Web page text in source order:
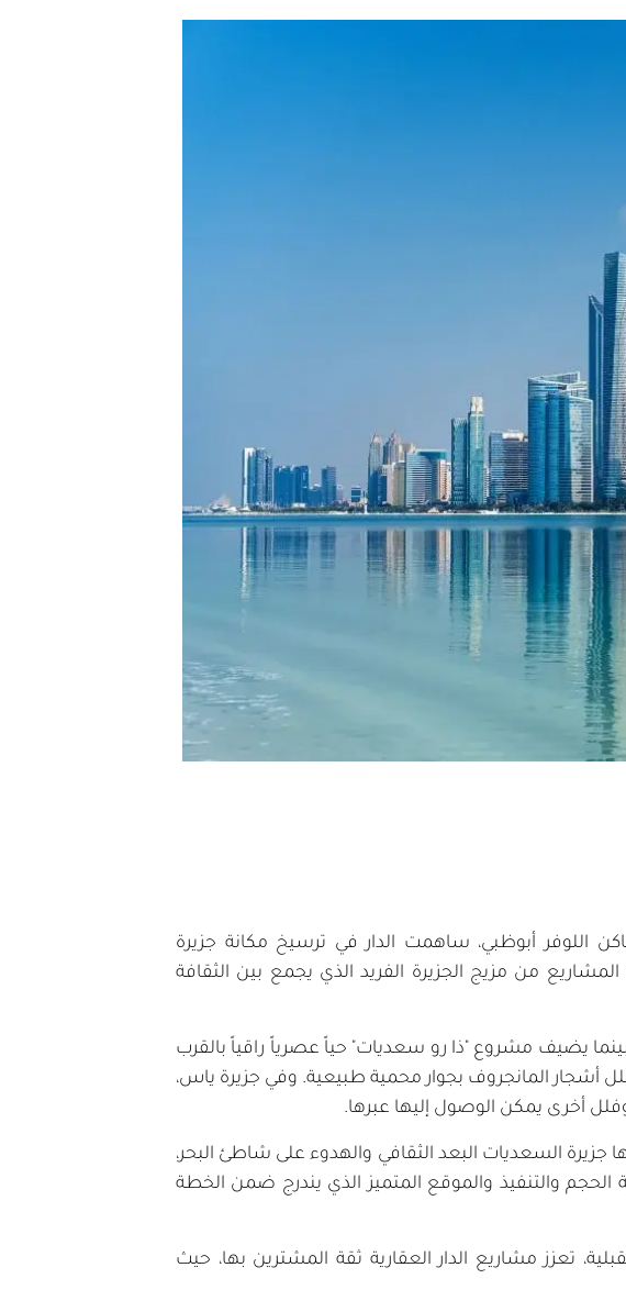
اللوفر أبوظبي، ساهمت الدار في ترسيخ مكانة جزيرة
من مزيج الجزيرة الفريد الذي يجمع بين الثقافة
يضيف مشروع "ذا رو سعديات" حياً عصرياً راقياً بالقرب
أشجار المانجروف بجوار محمية طبيعية. وفي جزيرة ياس،
أخرى يمكن الوصول إليها عبرها.
جزيرة السعديات البعد الثقافي والهدوء على شاطئ البحر،
الحجم والتنفيذ والموقع المتميز الذي يندرج ضمن الخطة
تعزز مشاريع الدار العقارية ثقة المشترين بها، حيث